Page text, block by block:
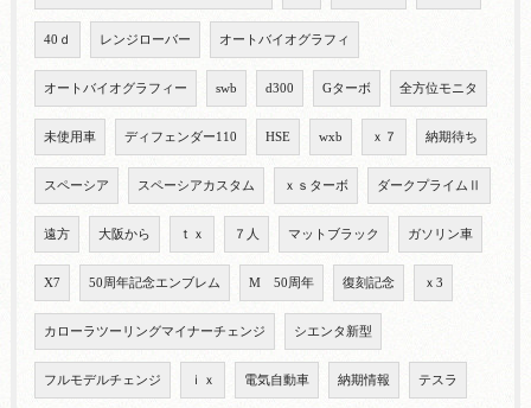
40ｄ レンジローバー オートバイオグラフィ
オートバイオグラフィー swb d300 Gターボ 全方位モニタ
未使用車 ディフェンダー110 HSE wxb ｘ７ 納期待ち
スペーシア スペーシアカスタム ｘｓターボ ダークプライムⅡ
遠方 大阪から ｔｘ ７人 マットブラック ガソリン車
X7 50周年記念エンブレム M 50周年 復刻記念 ｘ3
カローラツーリングマイナーチェンジ シエンタ新型
フルモデルチェンジ ｉｘ 電気自動車 納期情報 テスラ